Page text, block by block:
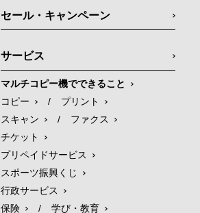
セール・キャンペーン
サービス
マルチコピー機でできること
コピー
/
プリント
スキャン
/
ファクス
チケット
プリペイドサービス
スポーツ振興くじ
行政サービス
保険
/ 学び・教育